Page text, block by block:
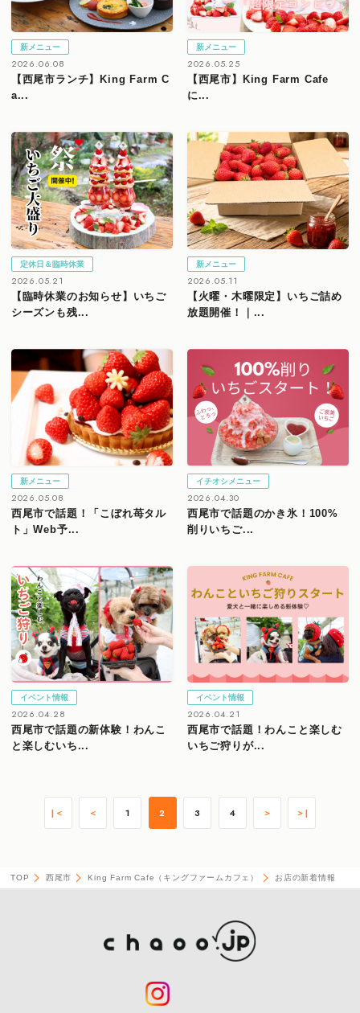
新メニュー
2026.06.08
【西尾市ランチ】King Farm C
a...
新メニュー
2026.05.25
【西尾市】King Farm Cafe
に...
定休日＆臨時休業
2026.05.21
【臨時休業のお知らせ】いちご
シーズンも残...
新メニュー
2026.05.11
【火曜・木曜限定】いちご詰め
放題開催！｜...
新メニュー
2026.05.08
西尾市で話題！「こぼれ苺タル
ト」Web予...
イチオシメニュー
2026.04.30
西尾市で話題のかき氷！100%
削りいちご...
イベント情報
2026.04.28
西尾市で話題の新体験！わんこ
と楽しむいち...
イベント情報
2026.04.21
西尾市で話題！わんこと楽しむ
いちご狩りが...
|＜ ＜ 1 2 3 4 ＞ ＞|
TOP 西尾市 King Farm Cafe（キングファームカフェ） お店の新着情報